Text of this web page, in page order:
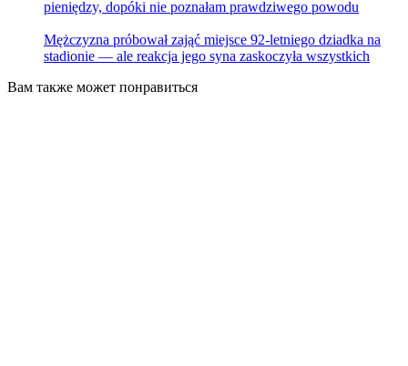
pieniędzy, dopóki nie poznałam prawdziwego powodu
Mężczyzna próbował zająć miejsce 92-letniego dziadka na
stadionie — ale reakcja jego syna zaskoczyła wszystkich
Вам также может понравиться